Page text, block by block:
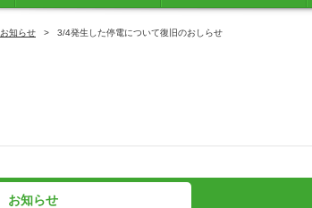
お知らせ 3/4発生した停電について復旧のおしらせ
お知らせ